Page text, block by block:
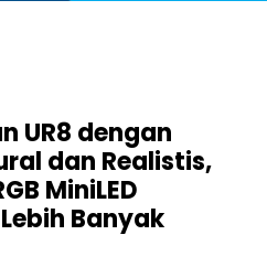
UR8 dengan
dan Realistis,
MiniLED
Banyak